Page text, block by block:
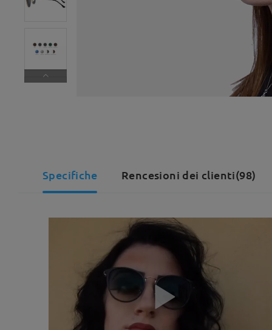
Specifiche Rencesioni dei clienti(98)